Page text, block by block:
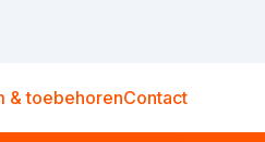
& toebehorenContact